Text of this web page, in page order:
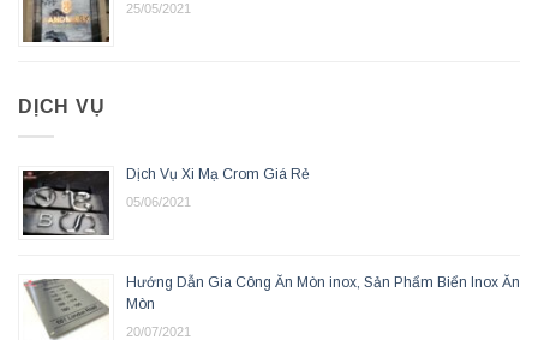
25/05/2021
DỊCH VỤ
Dịch Vụ Xi Mạ Crom Giá Rẻ
05/06/2021
Hướng Dẫn Gia Công Ăn Mòn inox, Sản Phẩm Biển Inox Ăn
Mòn
20/07/2021